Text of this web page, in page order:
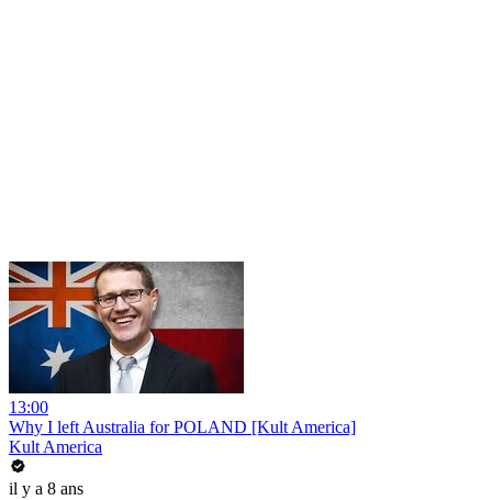
13:00
Why I left Australia for POLAND [Kult America]
Kult America
il y a 8 ans